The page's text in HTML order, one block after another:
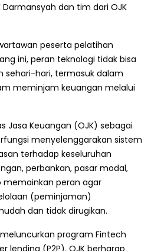
Darmansyah dan tim dari OJK
peserta pelatihan
ini, peran teknologi tidak bisa
sehari-hari, termasuk dalam
meminjam keuangan melalui
Jasa Keuangan (OJK) sebagai
menyelenggarakan sistem
terhadap keseluruhan
perbankan, pasar modal,
memainkan peran agar
(peminjaman)
dan tidak dirugikan.
program Fintech
lending (P2P). OJK berharap